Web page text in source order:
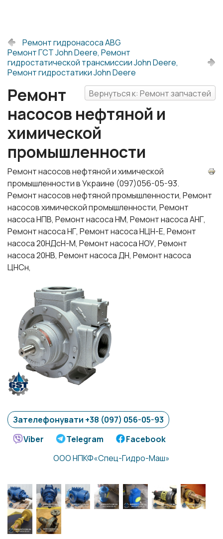
Ремонт гидронасоса ABG
Ремонт ГСТ John Deere, Ремонт
гидростатической трансмиссии John Deere,
Ремонт гидростатики John Deere
Вернуться к: Ремонт запчастей
Ремонт
насосов нефтяной и
химической
промышленности
Ремонт насосов нефтяной и химической
промышленности в Украине (097)056-05-93.
Ремонт насосов нефтяной промышленности, Ремонт
насосов химической промышленности, Ремонт
насоса НПВ, Ремонт насоса НМ, Ремонт насоса АНГ,
Ремонт насоса НГ, Ремонт насоса НЦН-Е, Ремонт
насоса 20НДсН-М, Ремонт насоса НОУ, Ремонт
насоса 20НВ, Ремонт насоса ДН, Ремонт насоса
ЦНСн,
Зателефонувати +38 (097) 056-05-93
Viber
Telegram
Facebook
ООО НПКФ«Спец-Гидро-Маш»